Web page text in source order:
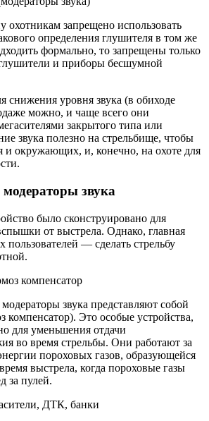
охотникам запрещено использовать
определения глушителя в том же
формально, то запрещены только
и приборы бесшумной
снижения уровня звука (в обиходе
можно, и чаще всего они
закрытого типа или
звука полезно на стрельбище, чтобы
и окружающих, и, конечно, на охоте для
звука
было сконструировано для
от выстрела. Однако, главная
пользователей — сделать стрельбу
звука представляют собой
Это особые устройства,
для уменьшения отдачи
во время стрельбы. Они работают за
пороховых газов, образующейся
выстрела, когда пороховые газы
за пулей.